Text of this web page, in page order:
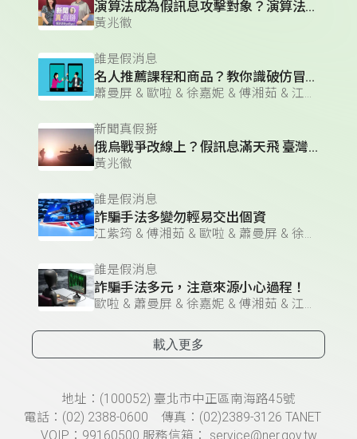
演算法成為假訊息攻擊對象？演算法的三大運作邏輯？
黃兆徽
誰是假消息
名人推薦課程和商品？教你識破仿冒粉絲頁
蕭曼屏 & 歐啦 & 徐嘉妮 & 傅湘茹 & 江紫筠
新聞真假掰
俄烏戰爭改線上？假訊息滿天飛 臺灣人必須看懂的「資訊戰」
黃兆徽
誰是假消息
詐騙手法多變勿輕易交出個資
江紫筠 & 傅湘茹 & 歐啦 & 蕭曼屏 & 徐嘉妮
誰是假消息
詐騙手法多元，注意來源小心過程！
歐啦 & 蕭曼屏 & 徐嘉妮 & 傅湘茹 & 江紫筠
載入更多
頁尾資訊地址：(100052) 臺北市中正區南海路45號
電話：(02) 2388-0600 傳真：(02)2389-3126 TANET